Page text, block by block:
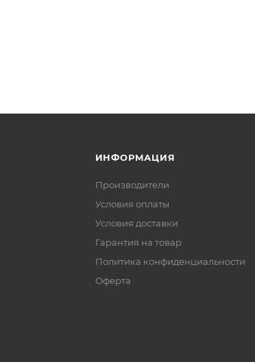
ИНФОРМАЦИЯ
Производители
Условия оплаты
Условия доставки
Гарантия на товар
Политика конфиденциальности
Оферта